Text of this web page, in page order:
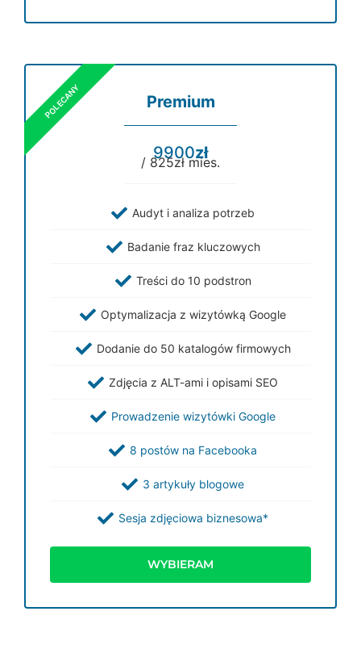
Premium
9900zł
/ 825zł mies.
Audyt i analiza potrzeb
Badanie fraz kluczowych
Treści do 10 podstron
Optymalizacja z wizytówką Google
Dodanie do 50 katalogów firmowych
Zdjęcia z ALT-ami i opisami SEO
Prowadzenie wizytówki Google
8 postów na Facebooka
3 artykuły blogowe
Sesja zdjęciowa biznesowa*
WYBIERAM